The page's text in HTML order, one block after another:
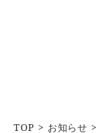
TOP お知らせ